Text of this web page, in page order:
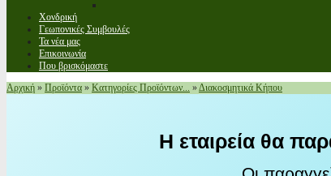
Χονδρική
Γεωπονικές Συμβουλές
Τα νέα μας
Επικοινωνία
Που βρισκόμαστε
Αρχική » Προϊόντα » Κατηγορίες Προϊόντων... »Διακοσμητικά Κήπου
Η εταιρεία θα